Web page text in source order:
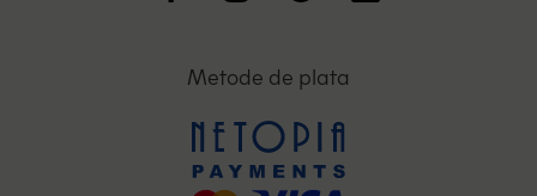
Metode de plata